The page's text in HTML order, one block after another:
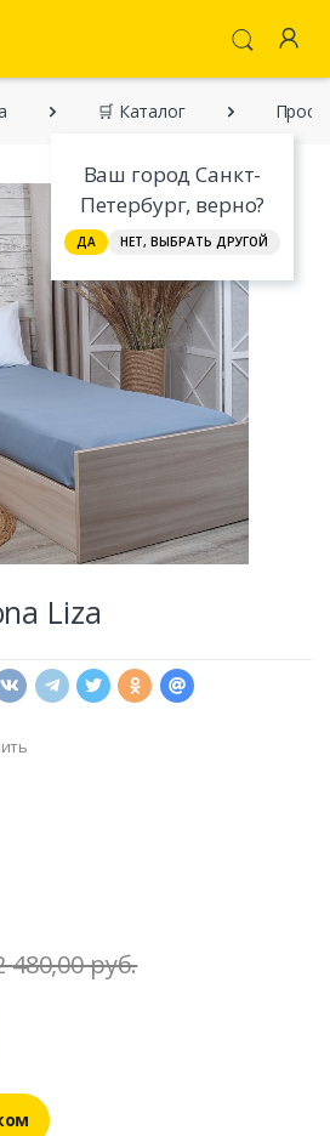
Ваш город Санкт-
Петербург, верно?
ДА НЕТ, ВЫБРАТЬ ДРУГОЙ
🛒 Каталог
Liza
480,00 руб.